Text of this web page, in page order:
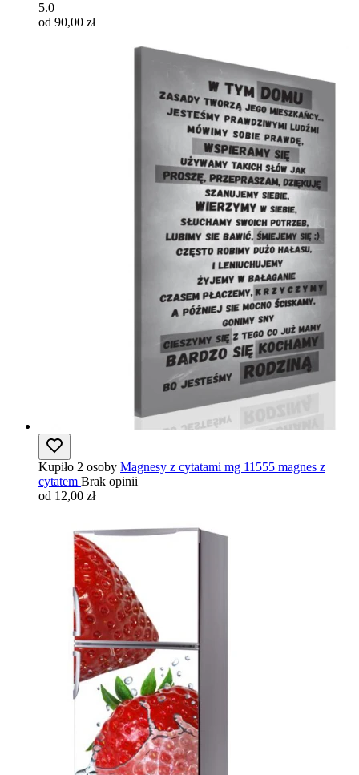
5.0
od 90,00 zł
Kupiło 2 osoby Magnesy z cytatami mg 11555 magnes z
cytatem Brak opinii
od 12,00 zł